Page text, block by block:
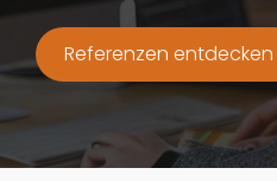
Referenzen entdecken